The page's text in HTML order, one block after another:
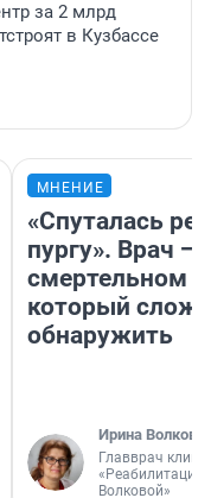
за 2 млрд
в Кузбассе
МНЕНИЕ
«Спуталась
пургу». Врач —
смертельном
который
обнаружить
Ирина Волкова
Главврач
«Реабилитация
Волковой»